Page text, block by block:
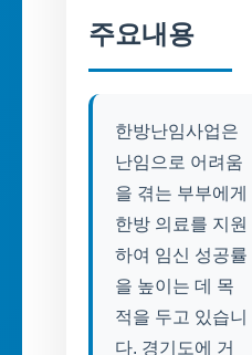
주요내용
한방난임사업은
난임으로 어려움
을 겪는 부부에게
한방 의료를 지원
하여 임신 성공률
을 높이는 데 목
적을 두고 있습니
다. 경기도에 거